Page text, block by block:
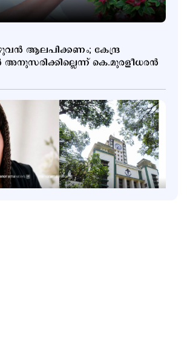
ആലപിക്കണം; കേന്ദ്ര
കെ.മുരളീധരന്‍